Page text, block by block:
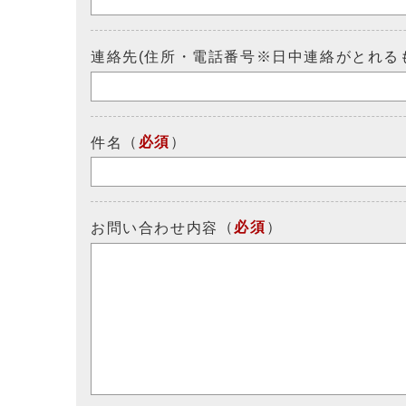
連絡先(住所・電話番号※日中連絡がとれる
件名 （ 必須 ）
お問い合わせ内容 （ 必須 ）